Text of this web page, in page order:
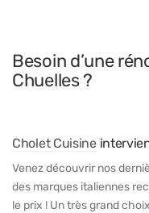
Besoin d’une
Chuelles ?
Cholet Cuisine
Venez découvrir nos
des marques italiennes
le prix ! Un très grand